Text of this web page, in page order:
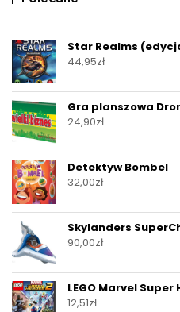
Star Realms
44,95zł
Gra planszowa
24,90zł
Detektyw Bombel
32,00zł
Skylanders
90,00zł
LEGO Marvel
12,51zł